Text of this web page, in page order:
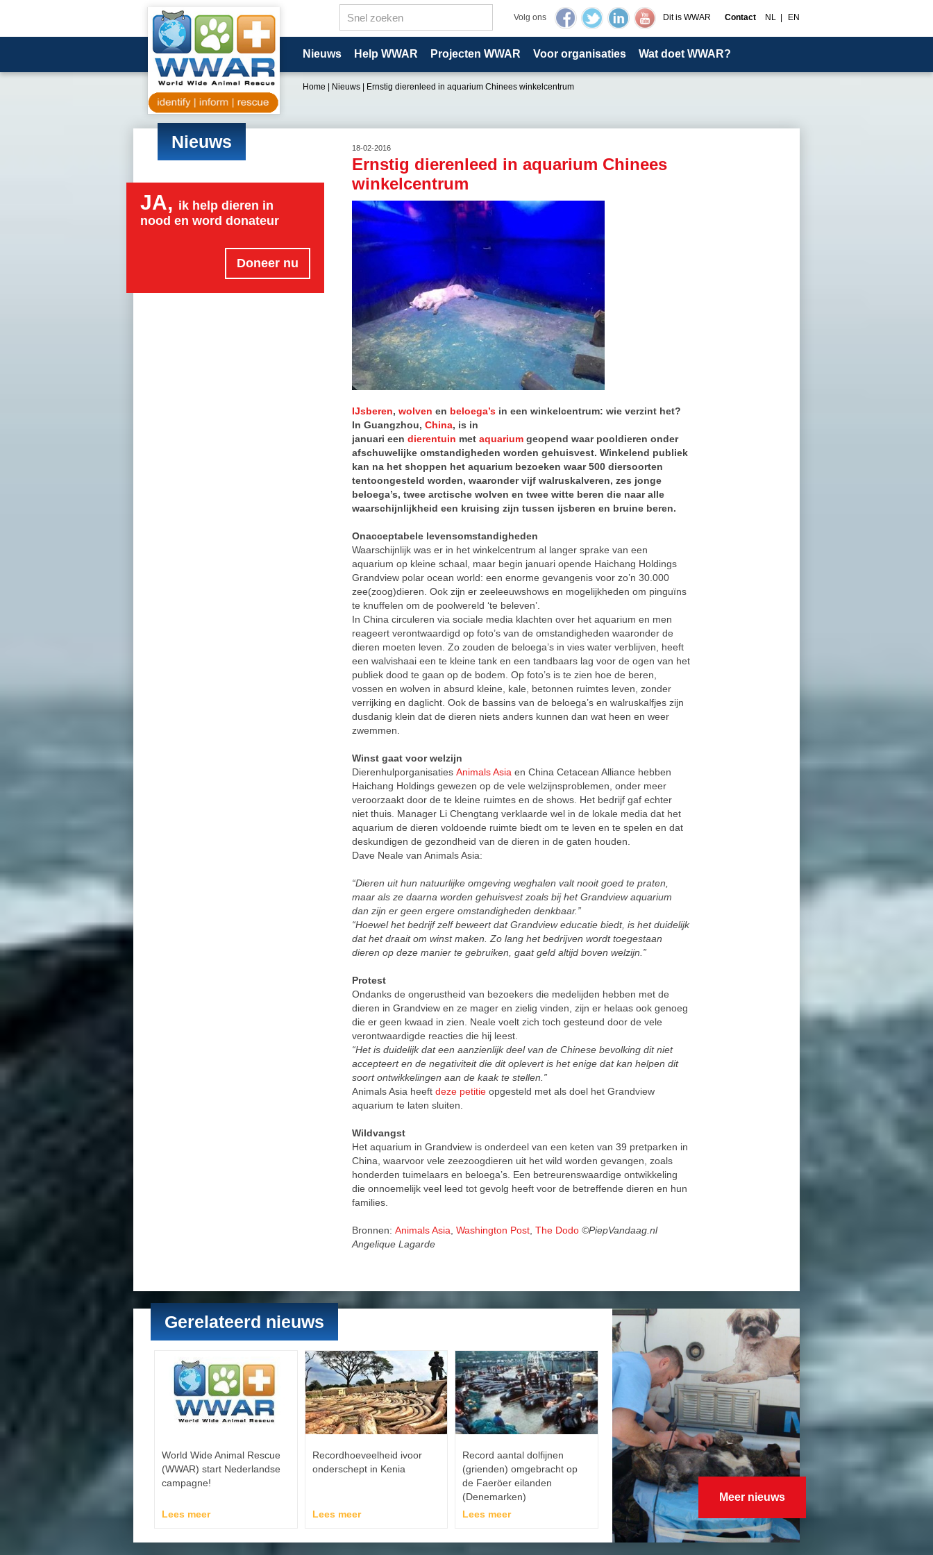
NL EN
Dit is WWAR Contact
Volg ons
Nieuws Help WWAR Projecten WWAR Voor organisaties Wat doet WWAR?
Home Nieuws Ernstig dierenleed in aquarium Chinees winkelcentrum
Nieuws
JA, ik help dieren in
nood en word donateur
Doneer nu
18-02-2016
Ernstig dierenleed in aquarium Chinees
winkelcentrum
IJsberen,wolven en beloega’s in een winkelcentrum: wie verzint het?
In Guangzhou,China, is in
januari eendierentuin metaquarium geopend waar pooldieren onder
afschuwelijke omstandigheden worden gehuisvest. Winkelend publiek
kan na het shoppen het aquarium bezoeken waar 500 diersoorten
tentoongesteld worden, waaronder vijf walruskalveren, zes jonge
beloega’s, twee arctische wolven en twee witte beren die naar alle
waarschijnlijkheid een kruising zijn tussen ijsberen en bruine beren.
Onacceptabele levensomstandigheden
Waarschijnlijk was er in het winkelcentrum al langer sprake van een
aquarium op kleine schaal, maar begin januari opende Haichang Holdings
Grandview polar ocean world: een enorme gevangenis voor zo’n 30.000
zee(zoog)dieren. Ook zijn er zeeleeuwshows en mogelijkheden om pinguïns
te knuffelen om de poolwereld ‘te beleven’.
In China circuleren via sociale media klachten over het aquarium en men
reageert verontwaardigd op foto’s van de omstandigheden waaronder de
dieren moeten leven. Zo zouden de beloega’s in vies water verblijven, heeft
een walvishaai een te kleine tank en een tandbaars lag voor de ogen van het
publiek dood te gaan op de bodem. Op foto’s is te zien hoe de beren,
vossen en wolven in absurd kleine, kale, betonnen ruimtes leven, zonder
verrijking en daglicht. Ook de bassins van de beloega’s en walruskalfjes zijn
dusdanig klein dat de dieren niets anders kunnen dan wat heen en weer
zwemmen.
Winst gaat voor welzijn
DierenhulporganisatiesAnimals Asia en China Cetacean Alliance hebben
Haichang Holdings gewezen op de vele welzijnsproblemen, onder meer
veroorzaakt door de te kleine ruimtes en de shows. Het bedrijf gaf echter
niet thuis. Manager Li Chengtang verklaarde wel in de lokale media dat het
aquarium de dieren voldoende ruimte biedt om te leven en te spelen en dat
deskundigen de gezondheid van de dieren in de gaten houden.
Dave Neale van Animals Asia:
“Dieren uit hun natuurlijke omgeving weghalen valt nooit goed te praten,
maar als ze daarna worden gehuisvest zoals bij het Grandview aquarium
dan zijn er geen ergere omstandigheden denkbaar.”
“Hoewel het bedrijf zelf beweert dat Grandview educatie biedt, is het duidelijk
dat het draait om winst maken. Zo lang het bedrijven wordt toegestaan
dieren op deze manier te gebruiken, gaat geld altijd boven welzijn.”
Protest
Ondanks de ongerustheid van bezoekers die medelijden hebben met de
dieren in Grandview en ze mager en zielig vinden, zijn er helaas ook genoeg
die er geen kwaad in zien. Neale voelt zich toch gesteund door de vele
verontwaardigde reacties die hij leest.
“Het is duidelijk dat een aanzienlijk deel van de Chinese bevolking dit niet
accepteert en de negativiteit die dit oplevert is het enige dat kan helpen dit
soort ontwikkelingen aan de kaak te stellen.”
Animals Asia heeftdeze petitie opgesteld met als doel het Grandview
aquarium te laten sluiten.
Wildvangst
Het aquarium in Grandview is onderdeel van een keten van 39 pretparken in
China, waarvoor vele zeezoogdieren uit het wild worden gevangen, zoals
honderden tuimelaars en beloega’s. Een betreurenswaardige ontwikkeling
die onnoemelijk veel leed tot gevolg heeft voor de betreffende dieren en hun
families.
Bronnen:Animals Asia ,Washington Post ,The Dodo ©PiepVandaag.nl
Angelique Lagarde
Gerelateerd nieuws
World Wide Animal Rescue
(WWAR) start Nederlandse
campagne!
Lees meer
Recordhoeveelheid ivoor
onderschept in Kenia
Lees meer
Record aantal dolfijnen
(grienden) omgebracht op
de Faeröer eilanden
(Denemarken)
Lees meer
Meer nieuws